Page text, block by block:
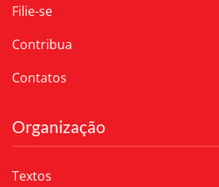
Filie-se
Contribua
Contatos
Organização
Textos